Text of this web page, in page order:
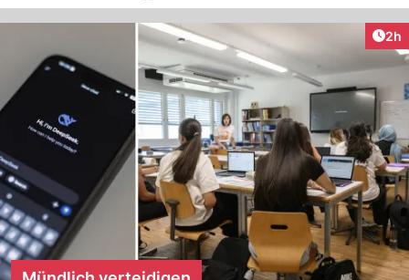
2h